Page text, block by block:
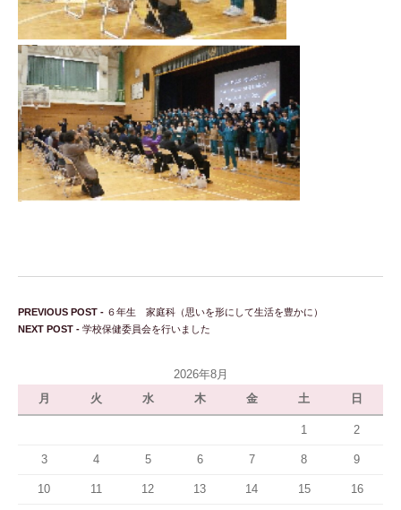
投稿ナビゲーション
PREVIOUS POST - Previous post:
６年生 家庭科（思いを形にして生活を豊かに）
NEXT POST - Next post:
学校保健委員会を行いました
2026年8月
月
火 水 木 金 土 日
1 2
3 4 5 6 7 8 9
10 11 12 13 14 15 16